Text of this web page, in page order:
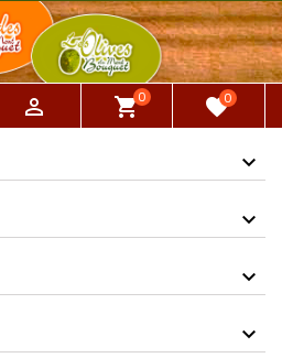
 shopping_cart0 favorite
0